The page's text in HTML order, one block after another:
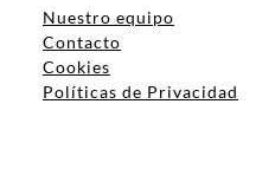
Nuestro equipo
Contacto
Cookies
Políticas de Privacidad